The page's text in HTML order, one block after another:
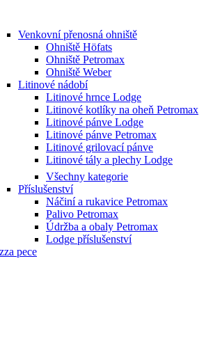
Venkovní přenosná ohniště
Ohniště Höfats
Ohniště Petromax
Ohniště Weber
Litinové nádobí
Litinové hrnce Lodge
Litinové kotlíky na oheň Petromax
Litinové pánve Lodge
Litinové pánve Petromax
Litinové grilovací pánve
Litinové tály a plechy Lodge
Všechny kategorie
Příslušenství
Náčiní a rukavice Petromax
Palivo Petromax
Údržba a obaly Petromax
Lodge příslušenství
pece